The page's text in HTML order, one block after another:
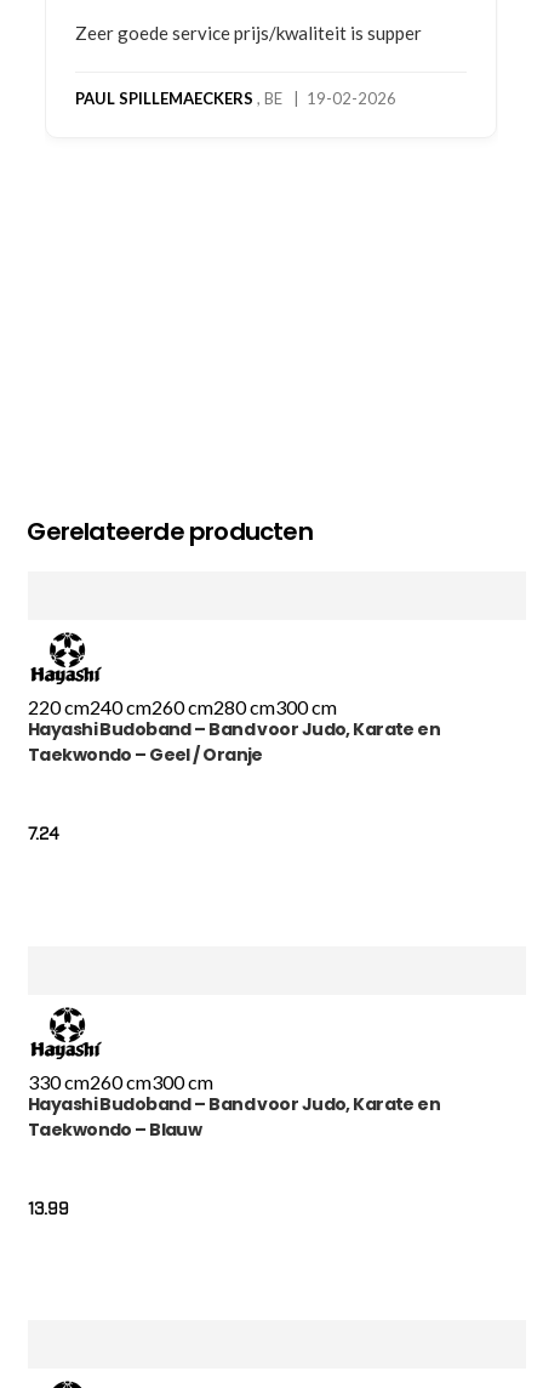
Bestelling gedaan vanwege goede prijzen en
bestelling al ontvangen met gifts, waardoor je
Gerelateerde producten
220 cm240 cm260 cm280 cm300 cm
Hayashi Budoband – Band voor Judo, Karate en
Taekwondo – Geel / Oranje
7.24
330 cm260 cm300 cm
Hayashi Budoband – Band voor Judo, Karate en
Taekwondo – Blauw
13.99